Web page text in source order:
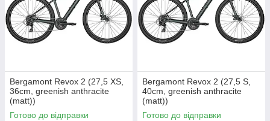
Bergamont Revox 2 (27,5 XS,
36cm, greenish anthracite
(matt))
Готово до відправки
Bergamont Revox 2 (27,5 S,
40cm, greenish anthracite
(matt))
Готово до відправки